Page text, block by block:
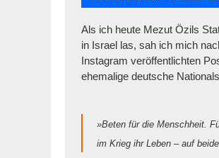
Als ich heute Mezut Özils
in Israel las, sah ich mich
Instagram veröffentlichten
ehemalige deutsche
»Beten für die Menschheit.
im Krieg ihr Leben – auf